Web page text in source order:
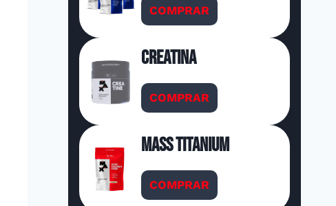
COMPRAR
Creatina
COMPRAR
Mass Titanium
COMPRAR